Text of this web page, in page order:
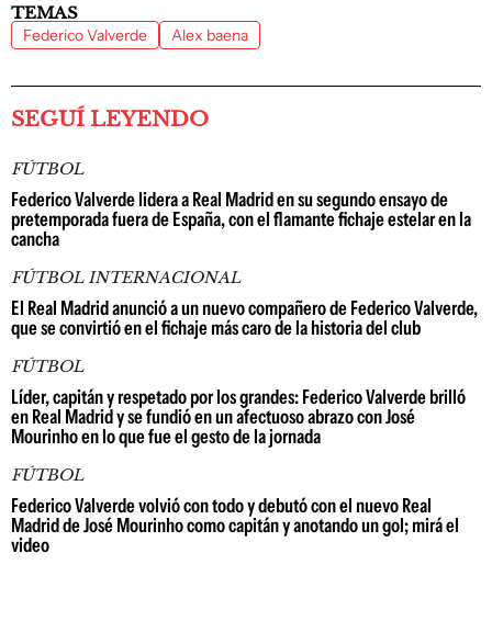
TEMAS
Federico Valverde Alex baena
SEGUÍ LEYENDO
FÚTBOL
Federico Valverde lidera a Real Madrid en su segundo ensayo de
pretemporada fuera de España, con el flamante fichaje estelar en la
cancha
FÚTBOL INTERNACIONAL
El Real Madrid anunció a un nuevo compañero de Federico Valverde,
que se convirtió en el fichaje más caro de la historia del club
FÚTBOL
Líder, capitán y respetado por los grandes: Federico Valverde brilló
en Real Madrid y se fundió en un afectuoso abrazo con José
Mourinho en lo que fue el gesto de la jornada
FÚTBOL
Federico Valverde volvió con todo y debutó con el nuevo Real
Madrid de José Mourinho como capitán y anotando un gol; mirá el
video